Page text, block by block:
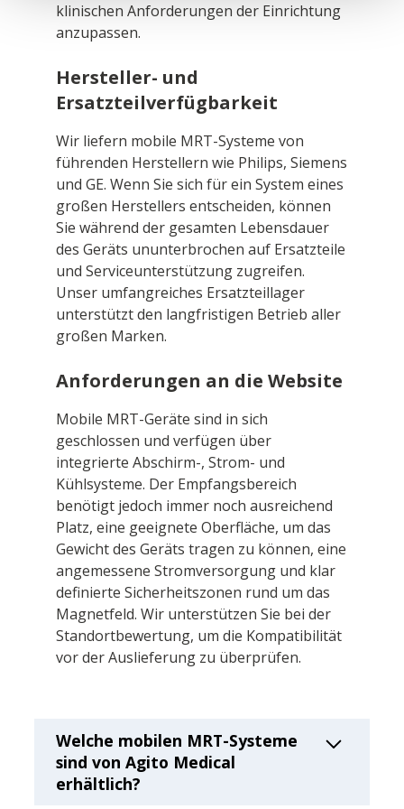
klinischen Anforderungen der Einrichtung
anzupassen.
Hersteller- und
Ersatzteilverfügbarkeit
Wir liefern mobile MRT-Systeme von
führenden Herstellern wie Philips, Siemens
und GE. Wenn Sie sich für ein System eines
großen Herstellers entscheiden, können
Sie während der gesamten Lebensdauer
des Geräts ununterbrochen auf Ersatzteile
und Serviceunterstützung zugreifen.
Unser umfangreiches Ersatzteillager
unterstützt den langfristigen Betrieb aller
großen Marken.
Anforderungen an die Website
Mobile MRT-Geräte sind in sich
geschlossen und verfügen über
integrierte Abschirm-, Strom- und
Kühlsysteme. Der Empfangsbereich
benötigt jedoch immer noch ausreichend
Platz, eine geeignete Oberfläche, um das
Gewicht des Geräts tragen zu können, eine
angemessene Stromversorgung und klar
definierte Sicherheitszonen rund um das
Magnetfeld. Wir unterstützen Sie bei der
Standortbewertung, um die Kompatibilität
vor der Auslieferung zu überprüfen.
Welche mobilen MRT-Systeme
sind von Agito Medical
erhältlich?